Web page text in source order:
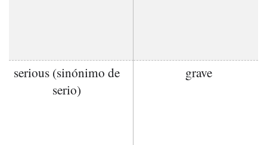
serious (sinónimo de
serio)
grave